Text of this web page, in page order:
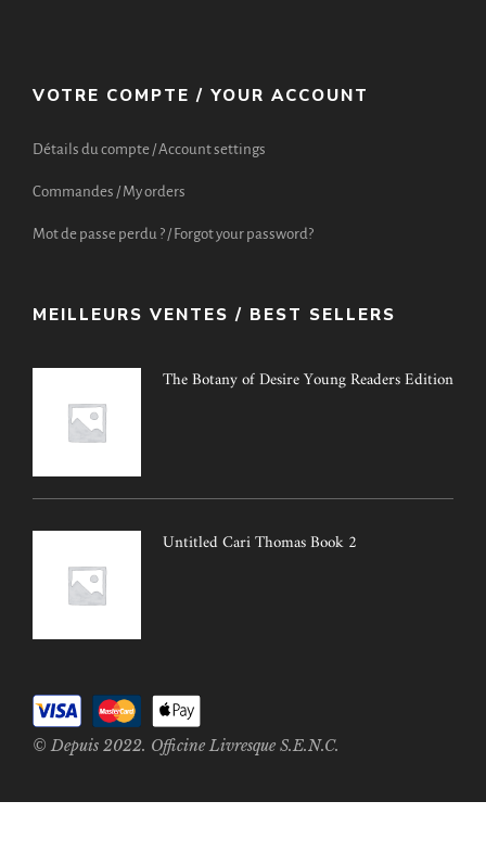
VOTRE COMPTE / YOUR ACCOUNT
Détails du compte / Account settings
Commandes / My orders
Mot de passe perdu ? / Forgot your password?
MEILLEURS VENTES / BEST SELLERS
The Botany of Desire Young Readers Edition
Untitled Cari Thomas Book 2
© Depuis 2022. Officine Livresque S.E.N.C.